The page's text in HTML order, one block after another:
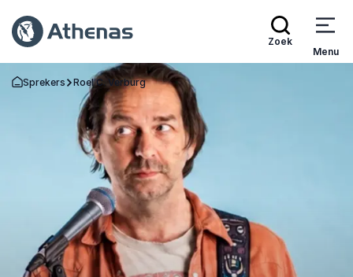
Zoek
Menu
Terug naar de startpagina
Sprekers Roel C. Verburg